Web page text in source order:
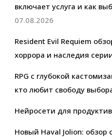
включает услуга и как
07.08.2026
Resident Evil Requiem
хоррора и наследия
RPG с глубокой
кто любит свободу
Нейросети для
Новый Haval Jolion: обзор